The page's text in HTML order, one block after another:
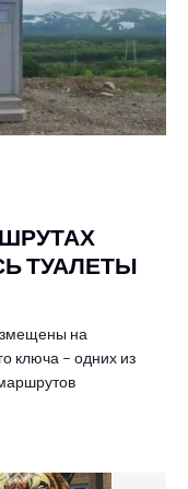
ТУАЛЕТЫ
на
ключа – одних из